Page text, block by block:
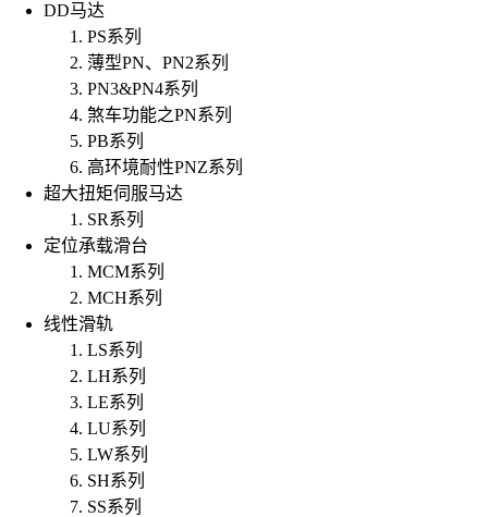
DD马达
PS系列
薄型PN、PN2系列
PN3&PN4系列
煞车功能之PN系列
PB系列
高环境耐性PNZ系列
超大扭矩伺服马达
SR系列
定位承载滑台
MCM系列
MCH系列
线性滑轨
LS系列
LH系列
LE系列
LU系列
LW系列
SH系列
SS系列